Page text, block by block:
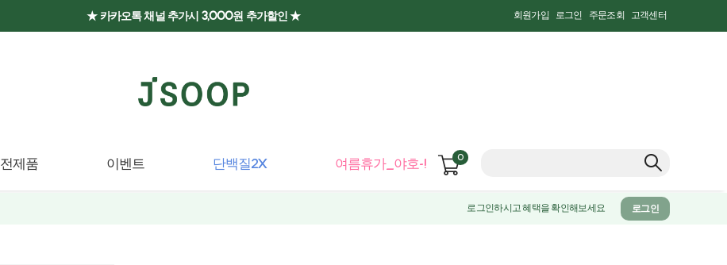
★ 카카오톡 채널 추가시 3,000원 추가할인 ★ 회원가입 로그인 주문조회 고객센터
전제품 이벤트 단백질2X 여름휴가_야호-! 0
로그인하시고 혜택을 확인해보세요 로그인